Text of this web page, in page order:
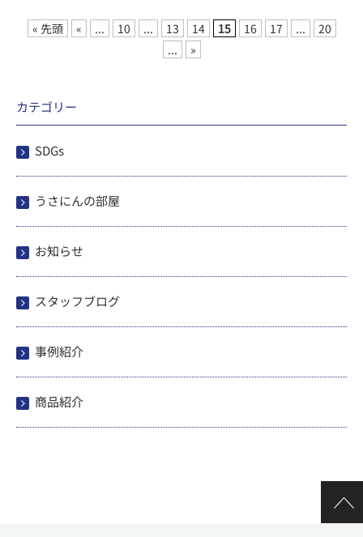
« 先頭 « ... 10 ... 13 14 15 16 17 ...
20
...
»
カテゴリー
SDGs
うさにんの部屋
お知らせ
スタッフブログ
事例紹介
商品紹介